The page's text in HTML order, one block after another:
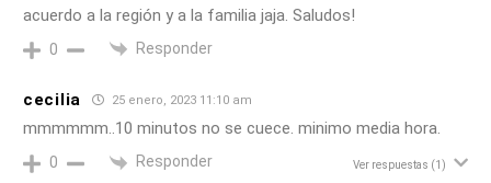
acuerdo a la región y a la familia jaja. Saludos!
0 Responder
cecilia 25 enero, 2023 11:10 am
mmmmmm..10 minutos no se cuece. minimo media hora.
0 Responder Ver respuestas (1)